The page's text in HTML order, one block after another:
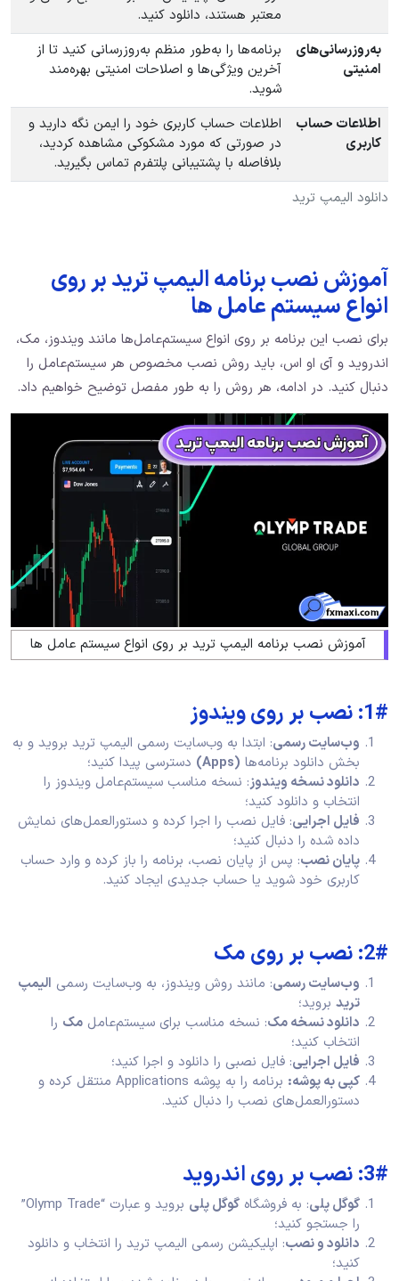
دانلود الیمپ ترید
معتبر هستند، دانلود کنید.
به‌روزرسانی‌های
امنیتی
برنامه‌ها را به‌طور منظم به‌روزرسانی کنید تا از
آخرین ویژگی‌ها و اصلاحات امنیتی بهره‌مند
شوید.
اطلاعات حساب
کاربری
اطلاعات حساب کاربری خود را ایمن نگه دارید و
در صورتی که مورد مشکوکی مشاهده کردید،
بلافاصله با پشتیبانی پلتفرم تماس بگیرید.
آموزش نصب برنامه الیمپ ترید بر روی
انواع سیستم عامل ها
برای نصب این برنامه بر روی انواع سیستم‌عامل‌ها مانند ویندوز، مک،
اندروید و آی‌ او‌ اس، باید روش نصب مخصوص هر سیستم‌عامل را
دنبال کنید. در ادامه، هر روش را به طور مفصل توضیح خواهیم داد.
آموزش نصب برنامه الیمپ ترید بر روی انواع سیستم عامل ها
1#: نصب بر روی ویندوز
وب‌سایت رسمی: ابتدا به وب‌سایت رسمی الیمپ ترید بروید و به
بخش دانلود برنامه‌ها (Apps)
دسترسی پیدا کنید؛
دانلود نسخه ویندوز: نسخه مناسب سیستم‌عامل ویندوز را
انتخاب و دانلود کنید؛
فایل اجرایی: فایل نصب را اجرا کرده و دستورالعمل‌های نمایش
داده شده را دنبال کنید؛
پایان نصب: پس از پایان نصب، برنامه را باز کرده و وارد حساب
کاربری خود شوید یا حساب جدیدی ایجاد کنید.
2#: نصب بر روی مک
وب‌سایت رسمی: مانند روش ویندوز، به وب‌سایت رسمی الیمپ
ترید بروید؛
دانلود نسخه مک: نسخه مناسب برای سیستم‌عامل مک را
انتخاب کنید؛
فایل اجرایی: فایل نصبی را دانلود و اجرا کنید؛
کپی به پوشه:
برنامه را به پوشه Applications منتقل کرده و
دستورالعمل‌های نصب را دنبال کنید.
3#: نصب بر روی اندروید
گوگل پلی: به فروشگاه گوگل پلی
بروید و عبارت “Olymp Trade”
را جستجو کنید؛
دانلود و نصب: اپلیکیشن رسمی الیمپ ترید را انتخاب و دانلود
کنید؛